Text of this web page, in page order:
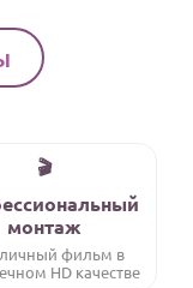
🎬
монтаж
фильм в
HD качестве